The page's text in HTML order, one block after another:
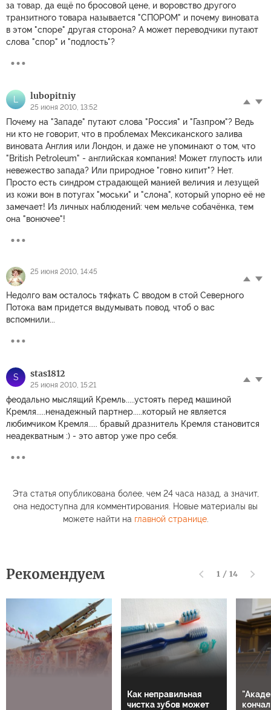
за товар, да ещё по бросовой цене, и воровство другого
транзитного товара называется "СПОРОМ" и почему виновата
в этом "споре" другая сторона? А может переводчики путают
слова "спор" и "подлость"?
L lubopitniy
25 июня 2010, 13:52
Почему на "Западе" путают слова "Россия" и "Газпром"? Ведь
ни кто не говорит, что в проблемах Мексиканского залива
виновата Англия или Лондон, и даже не упоминают о том, что
"British Petroleum" - английская компания! Может глупость или
невежество запада? Или природное "говно кипит"? Нет.
Просто есть синдром страдающей манией величия и лезущей
из кожи вон в потугах "моськи" и "слона", который упорно её не
замечает! Из личных наблюдений: чем мельче собачёнка, тем
она "вонючее"!
25 июня 2010, 14:45
Недолго вам осталось тяфкать С вводом в стой Северного
Потока вам придется выдумывать повод, чтоб о вас
вспомнили...
S stas1812
25 июня 2010, 15:21
феодально мыслящий Кремль.....устоять перед машиной
Кремля.....ненадежный партнер.....который не является
любимчиком Кремля..... бравый дразнитель Кремля становится
неадекватным :) - это автор уже про себя.
Эта статья опубликована более, чем 24 часа назад, а значит,
она недоступна для комментирования. Новые материалы вы
можете найти на главной странице.
Рекомендуем 1 / 14
Как неправильная
чистка зубов может